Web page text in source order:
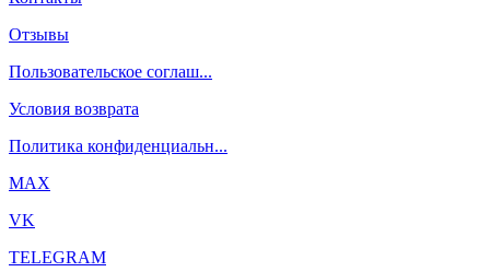
Отзывы
Пользовательское соглаш...
Условия возврата
Политика конфиденциальн...
MAX
VK
TELEGRAM